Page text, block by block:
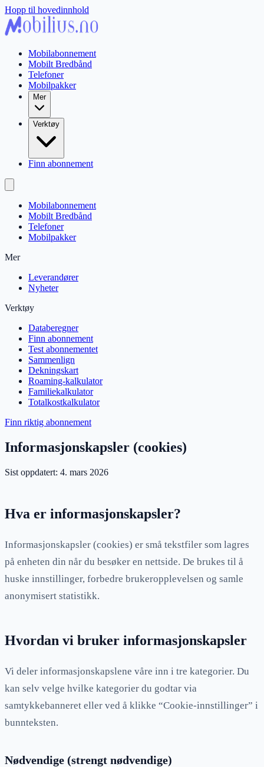
Hopp til hovedinnhold
Mobilabonnement
Mobilt Bredbånd
Telefoner
Mobilpakker
Mer
Verktøy
Finn abonnement
Mobilabonnement
Mobilt Bredbånd
Telefoner
Mobilpakker
Mer
Leverandører
Nyheter
Verktøy
Databeregner
Finn abonnement
Test abonnementet
Sammenlign
Dekningskart
Roaming-kalkulator
Familiekalkulator
Totalkostkalkulator
Finn riktig abonnement
Informasjonskapsler (cookies)
Sist oppdatert: 4. mars 2026
Hva er informasjonskapsler?
Informasjonskapsler (cookies) er små tekstfiler som lagres
på enheten din når du besøker en nettside. De brukes til å
huske innstillinger, forbedre brukeropplevelsen og samle
anonymisert statistikk.
Hvordan vi bruker informasjonskapsler
Vi deler informasjonskapslene våre inn i tre kategorier. Du
kan selv velge hvilke kategorier du godtar via
samtykkebanneret eller ved å klikke “Cookie-innstillinger” i
bunnteksten.
Nødvendige (strengt nødvendige)